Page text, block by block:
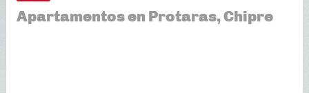
Apartamentos en Protaras, Chipre